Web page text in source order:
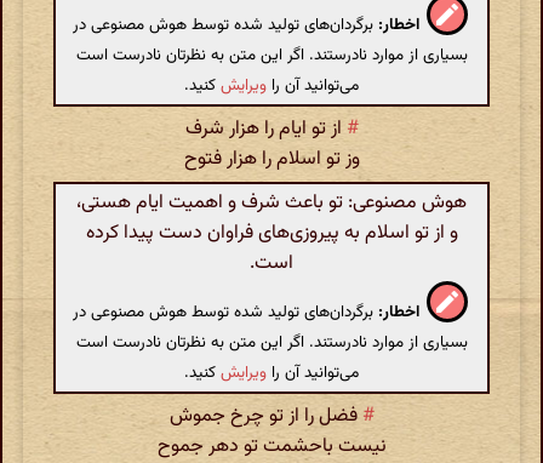
اخطار: برگردان‌های تولید شده توسط هوش مصنوعی در
بسیاری از موارد نادرستند. اگر این متن به نظرتان نادرست است
می‌توانید آن را ویرایشکنید.
#از تو ایام را هزار شرف
وز تو اسلام را هزار فتوح
هوش مصنوعی: تو باعث شرف و اهمیت ایام هستی،
و از تو اسلام به پیروزی‌های فراوان دست پیدا کرده
است.
اخطار: برگردان‌های تولید شده توسط هوش مصنوعی در
بسیاری از موارد نادرستند. اگر این متن به نظرتان نادرست است
می‌توانید آن را ویرایشکنید.
# فضل را از تو چرخ جموش
نیست باحشمت تو دهر جموح